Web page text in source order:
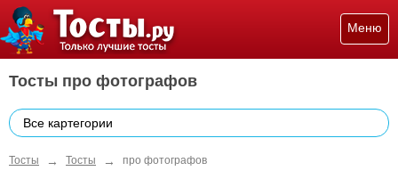
Меню
Тосты про фотографов
Все картегории
Тосты → Тосты → про фотографов